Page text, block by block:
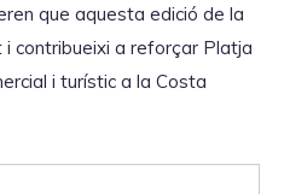
que aquesta edició de la
contribueixi a reforçar Platja
i turístic a la Costa